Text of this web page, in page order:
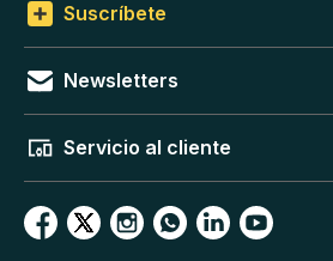
Suscríbete
Newsletters
Servicio al cliente